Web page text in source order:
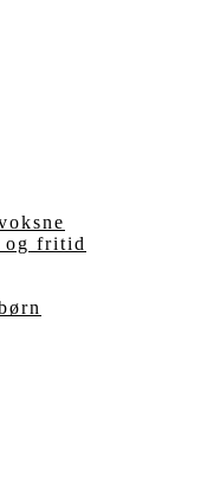
og fritid